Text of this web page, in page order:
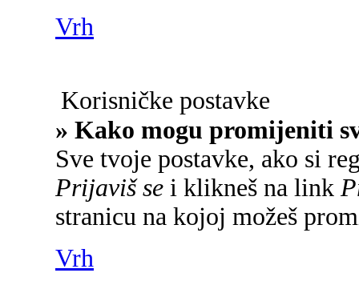
Vrh
Korisničke postavke
» Kako mogu promijeniti
Sve tvoje postavke, ako si
Prijaviš se i klikneš na link
stranicu na kojoj možeš
Vrh